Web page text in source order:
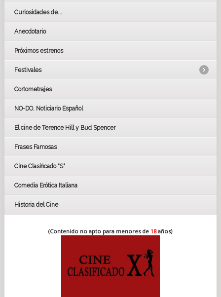
Curiosidades de...
Anecdotario
Próximos estrenos
Festivales
LOS OSCARS
GOYAS
BAFTA
Cortometrajes
NO-DO. Noticiario Español
El cine de Terence Hill y Bud Spencer
Frases Famosas
Cine Clasificado "S"
Comedia Erótica Italiana
Historia del Cine
(Contenido no apto para menores de 18años)